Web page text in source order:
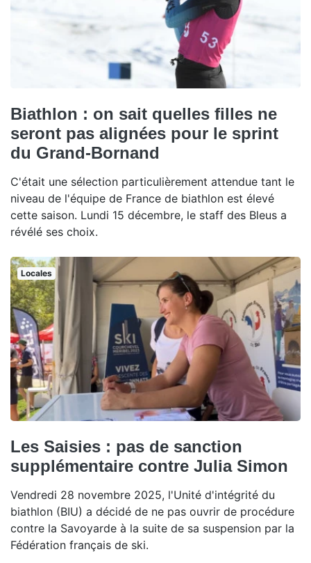
Biathlon : on sait quelles filles ne
seront pas alignées pour le sprint
du Grand-Bornand
C'était une sélection particulièrement attendue tant le
niveau de l'équipe de France de biathlon est élevé
cette saison. Lundi 15 décembre, le staff des Bleus a
révélé ses choix.
Locales
Les Saisies : pas de sanction
supplémentaire contre Julia Simon
Vendredi 28 novembre 2025, l'Unité d'intégrité du
biathlon (BIU) a décidé de ne pas ouvrir de procédure
contre la Savoyarde à la suite de sa suspension par la
Fédération français de ski.